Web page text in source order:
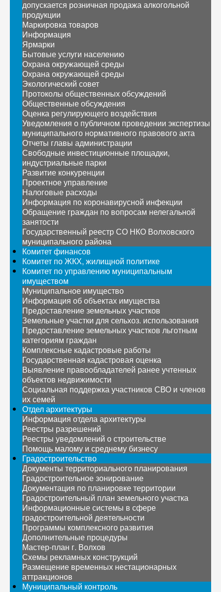
допускается розничная продажа алкогольной
продукции
Маркировка товаров
Информация
Ярмарки
Бытовые услуги населению
Охрана окружающей среды
Охрана окружающей среды
Экологический совет
Протоколы общественных обсуждений
Общественные обсуждения
Оценка регулирующего воздействия
Уведомления о публичном проведении экспертизы
муниципального нормативного правового акта
Отчеты главы администрации
Свободные инвестиционные площадки,
индустриальные парки
Развитие конкуренции
Проектное управление
Налоговые расходы
Информация по коронавирусной инфекции
Обращение граждан по вопросам нелегальной
занятости
Государственный реестр СО НКО Волховского
муниципального района
Комитет финансов
Комитет по ЖКХ, жилищной политике
Комитет по управлению муниципальным
имуществом
Муниципальное имущество
Информация об объектах имущества
Предоставление земельных участков
Земельные участки для сельхоз. использования
Предоставление земельных участков льготным
категориям граждан
Комплексные кадастровые работы
Государственная кадастровая оценка
Выявление правообладателей ранее учтенных
объектов недвижимости
Социальная поддержка участников СВО и членов
их семей
Отдел архитектуры
Информация отдела архитектуры
Реестры разрешений
Реестры уведомлений о строительстве
Помощь малому и среднему бизнесу
Градостроительство
Документы территориального планирования
Градостроительное зонирование
Документация по планировке территории
Градостроительный план земельного участка
Информационные системы в сфере
градостроительной деятельности
Программы комплексного развития
Дополнительные процедуры
Мастер-план г. Волхов
Схемы рекламных конструкций
Размещение временных нестационарных
аттракционов
Муниципальный контроль